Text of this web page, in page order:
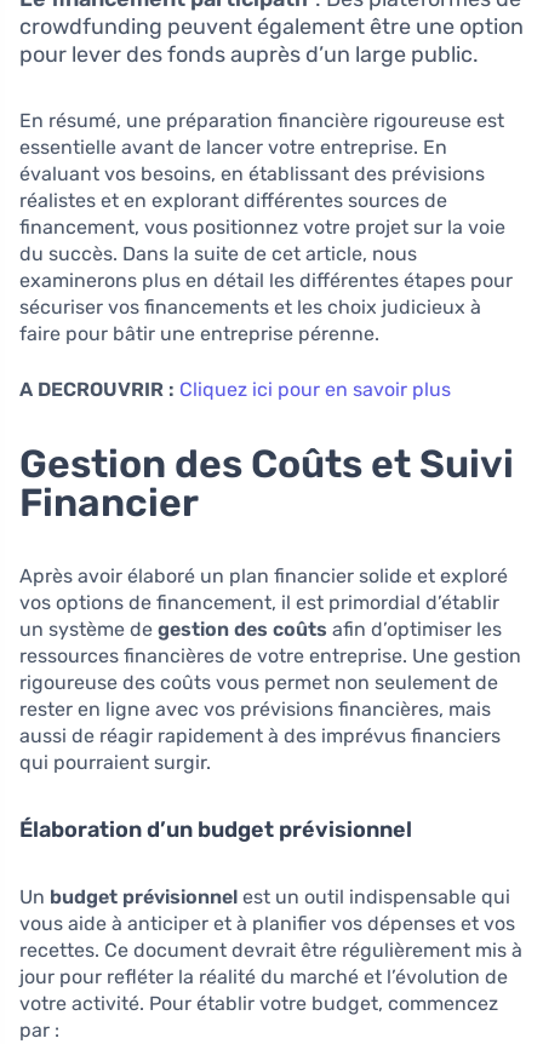
crowdfunding peuvent également être une option
pour lever des fonds auprès d’un large public.
En résumé, une préparation financière rigoureuse est
essentielle avant de lancer votre entreprise. En
évaluant vos besoins, en établissant des prévisions
réalistes et en explorant différentes sources de
financement, vous positionnez votre projet sur la voie
du succès. Dans la suite de cet article, nous
examinerons plus en détail les différentes étapes pour
sécuriser vos financements et les choix judicieux à
faire pour bâtir une entreprise pérenne.
A DECROUVRIR : Cliquez ici pour en savoir plus
Gestion des Coûts et Suivi
Financier
Après avoir élaboré un plan financier solide et exploré
vos options de financement, il est primordial d’établir
un système de gestion des coûts afin d’optimiser les
ressources financières de votre entreprise. Une gestion
rigoureuse des coûts vous permet non seulement de
rester en ligne avec vos prévisions financières, mais
aussi de réagir rapidement à des imprévus financiers
qui pourraient surgir.
Élaboration d’un budget prévisionnel
Un budget prévisionnel est un outil indispensable qui
vous aide à anticiper et à planifier vos dépenses et vos
recettes. Ce document devrait être régulièrement mis à
jour pour refléter la réalité du marché et l’évolution de
votre activité. Pour établir votre budget, commencez
par :